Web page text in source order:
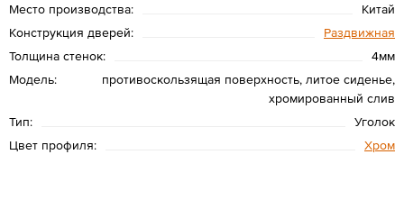
Место производства:
Китай
Конструкция дверей:
Раздвижная
Толщина стенок:
4мм
Модель:
противоскользящая поверхность, литое сиденье,
хромированный слив
Тип:
Уголок
Цвет профиля:
Хром